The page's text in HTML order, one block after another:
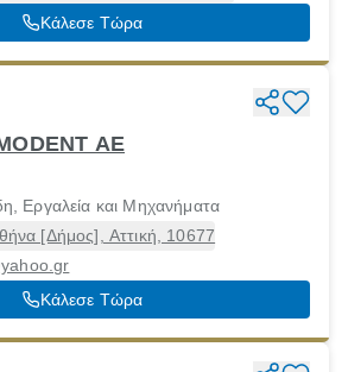
Κάλεσε Τώρα
ΑΕ
Εργαλεία και Μηχανήματα
[Δήμος], Αττική, 10677
Κάλεσε Τώρα